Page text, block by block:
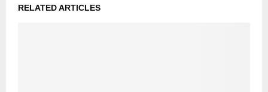
RELATED ARTICLES